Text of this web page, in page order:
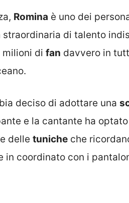
Romina è uno dei
straordinaria di talento
milioni di fan davvero in
deciso di adottare una
e la cantante ha
delle tuniche che
in coordinato con i